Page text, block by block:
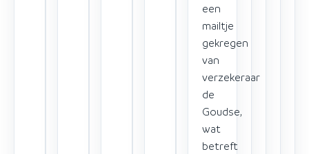
een
mailtje
gekregen
van
verzekeraar
de
Goudse,
wat
betreft